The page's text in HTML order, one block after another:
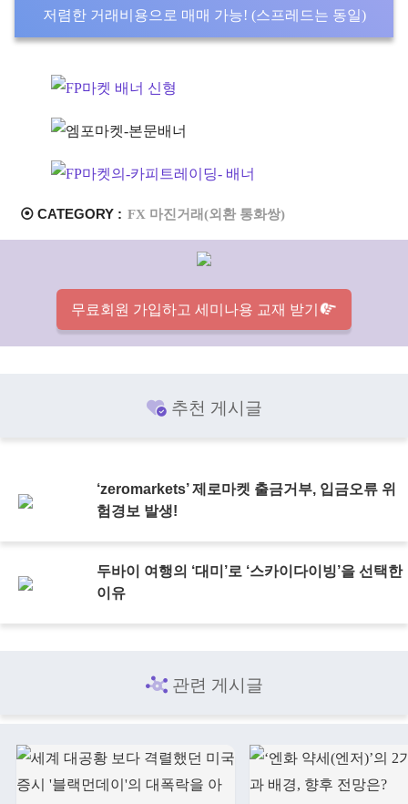
저렴한 거래비용으로 매매 가능! (스프레드는 동일)
⦿ CATEGORY : FX 마진거래(외환 통화쌍)
무료회원 가입하고 세미나용 교재 받기
추천 게시글
‘zeromarkets’ 제로마켓 출금거부, 입금오류 위
험경보 발생!
두바이 여행의 ‘대미’로 ‘스카이다이빙’을 선택한
이유
관련 게시글